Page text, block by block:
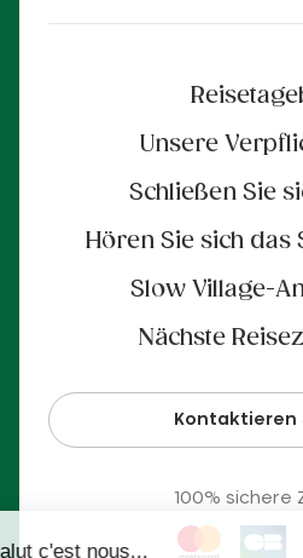
Unsere
Schließen Sie
Hören Sie sich das
Slow Village-
Nächste
Kontaktieren
100% sichere